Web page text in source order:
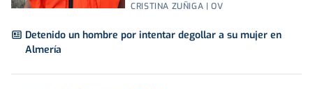
CRISTINA ZUÑIGA | OV
Detenido un hombre por intentar degollar a su mujer en
Almería